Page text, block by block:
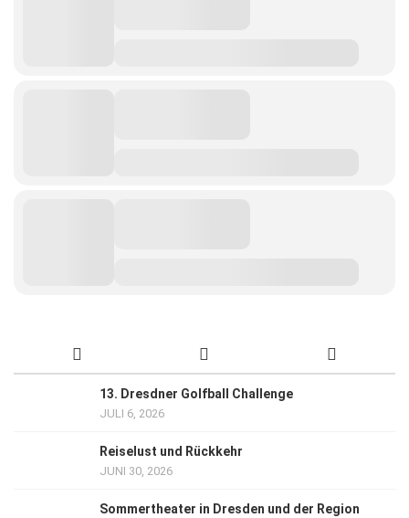
13. Dresdner Golfball Challenge
JULI 6, 2026
Reiselust und Rückkehr
JUNI 30, 2026
Sommertheater in Dresden und der Region